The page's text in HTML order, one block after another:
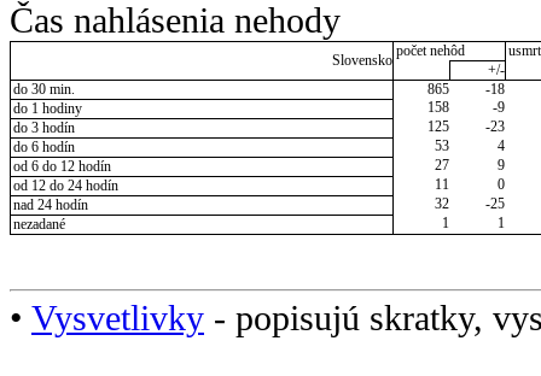
Čas nahlásenia nehody
Slovensko
počet nehôd
+/-
do 30 min.
865
-18
do 1 hodiny
158
-9
do 3 hodín
125
-23
do 6 hodín
53
4
od 6 do 12 hodín
27
9
od 12 do 24 hodín
11
0
nad 24 hodín
32
-25
nezadané
1 1
• Vysvetlivky - popisujú skratky,